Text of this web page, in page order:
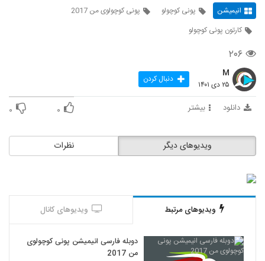
انیمیشن پونی کوچولو
پونی کوچولوی من 2017
کارتون پونی کوچولو
۲۰۶
M
۲۵ دی ۱۴۰۱ دنبال کردن
دانلود بیشتر ۰ ۰
نظرات ویدیوهای دیگر
ویدیوهای مرتبط ویدیوهای کانال
دوبله فارسی انیمیشن پونی کوچولوی
من 2017